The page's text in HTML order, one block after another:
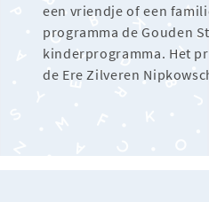
een vriendje of een
programma de Gouden
kinderprogramma. Het
de Ere Zilveren